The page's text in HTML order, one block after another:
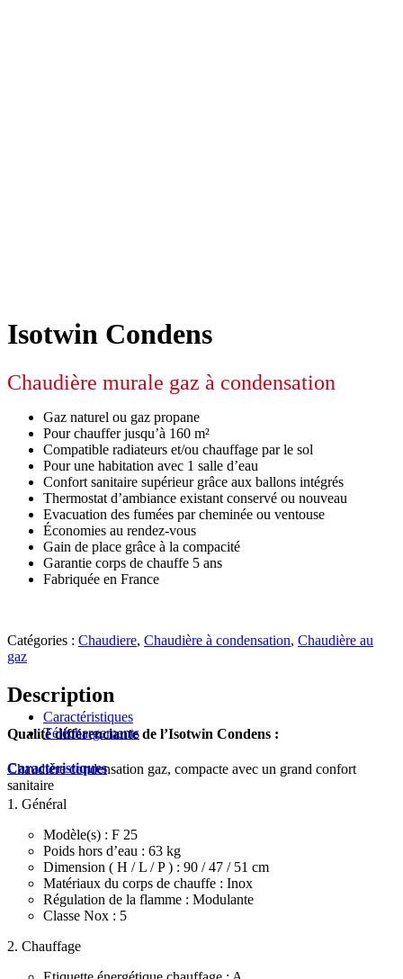
Isotwin Condens
Chaudière murale gaz à condensation
Gaz naturel ou gaz propane
Pour chauffer jusqu’à 160 m²
Compatible radiateurs et/ou chauffage par le sol
Pour une habitation avec 1 salle d’eau
Confort sanitaire supérieur grâce aux ballons intégrés
Thermostat d’ambiance existant conservé ou nouveau
Evacuation des fumées par cheminée ou ventouse
Économies au rendez-vous
Gain de place grâce à la compacité
Garantie corps de chauffe 5 ans
Fabriquée en France
Catégories : Chaudiere, Chaudière à condensation, Chaudière au
gaz
Description
Qualité différenciante de l’Isotwin Condens :
Chaudière condensation gaz, compacte avec un grand confort
sanitaire
Caractéristiques
Téléchargements
Caractéristiques
1. Général
Modèle(s) : F 25
Poids hors d’eau : 63 kg
Dimension ( H / L / P ) : 90 / 47 / 51 cm
Matériaux du corps de chauffe : Inox
Régulation de la flamme : Modulante
Classe Nox : 5
2. Chauffage